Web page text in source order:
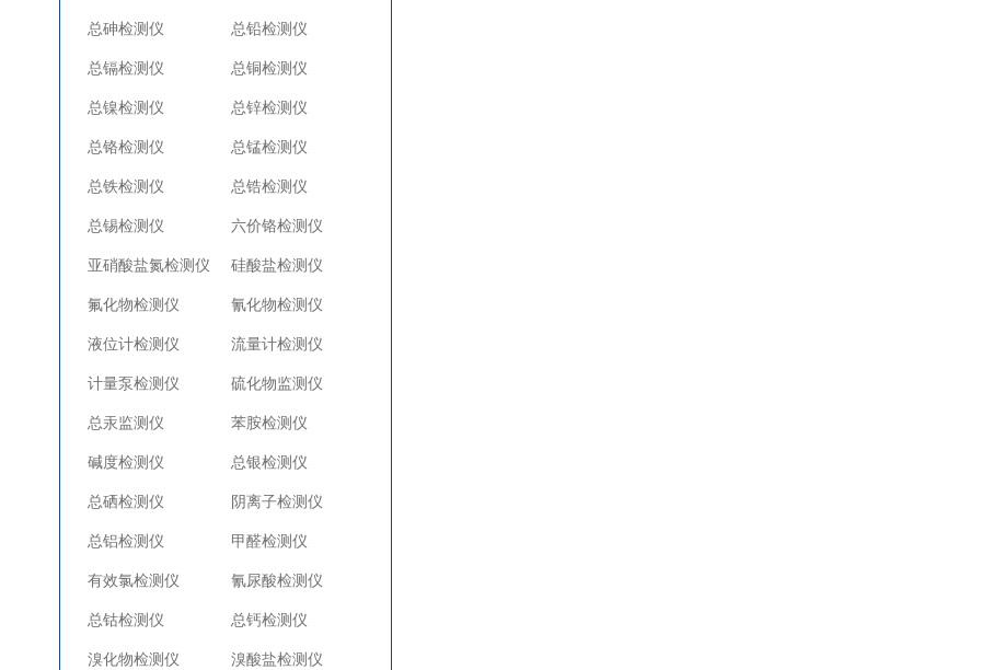
总砷检测仪
总铅检测仪
总镉检测仪
总铜检测仪
总镍检测仪
总锌检测仪
总铬检测仪
总锰检测仪
总铁检测仪
总锆检测仪
总锡检测仪
六价铬检测仪
亚硝酸盐氮检测仪
硅酸盐检测仪
氟化物检测仪
氰化物检测仪
液位计检测仪
流量计检测仪
计量泵检测仪
硫化物监测仪
总汞监测仪
苯胺检测仪
碱度检测仪
总银检测仪
总硒检测仪
阴离子检测仪
总铝检测仪
甲醛检测仪
有效氯检测仪
氰尿酸检测仪
总钴检测仪
总钙检测仪
溴化物检测仪
溴酸盐检测仪